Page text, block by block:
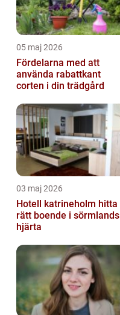
05 maj 2026
Fördelarna med att
använda rabattkant
corten i din trädgård
03 maj 2026
Hotell katrineholm hitta
rätt boende i sörmlands
hjärta